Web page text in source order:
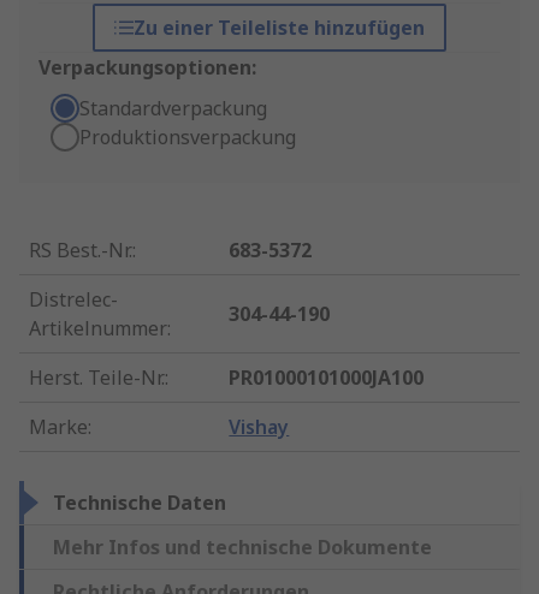
Zu einer Teileliste hinzufügen
Verpackungsoptionen:
Standardverpackung
Produktionsverpackung
RS Best.-Nr.:
683-5372
Distrelec-
Artikelnummer:
304-44-190
Herst. Teile-Nr.:
PR01000101000JA100
Marke: Vishay
Technische Daten
Mehr Infos und technische Dokumente